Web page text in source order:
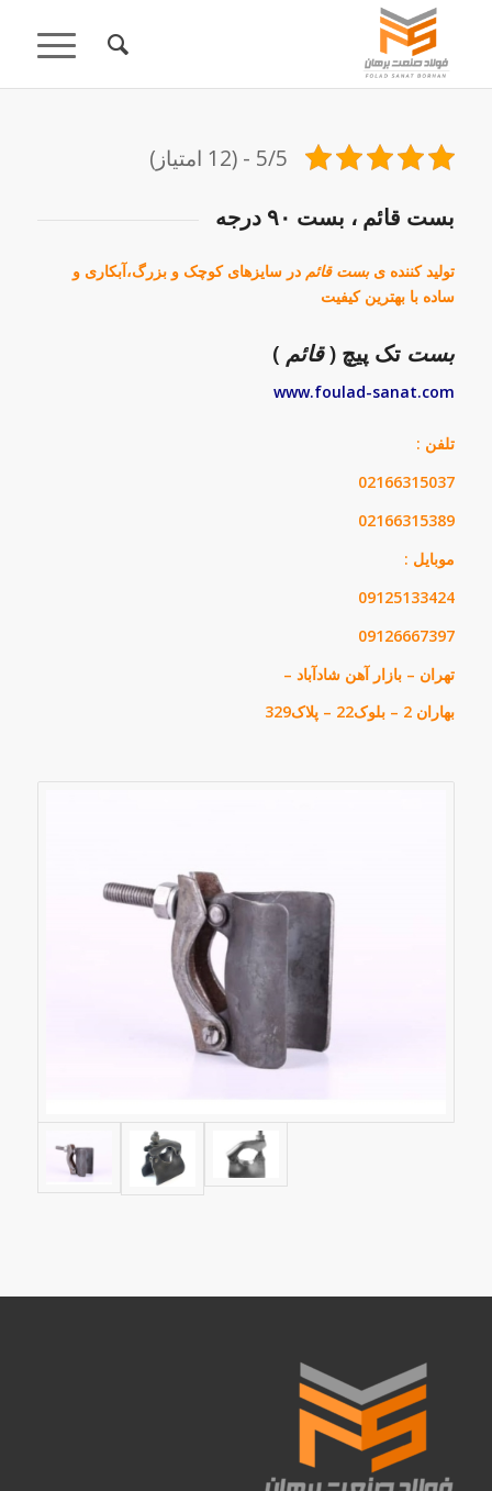
5/5 - (12 امتیاز)
بست قائم ، بست ۹۰ درجه
تولید کننده یبست قائم در سایزهای کوچک و بزرگ،آبکاری و
ساده با بهترین کیفیت
بست تک پیچ (قائم )
www.foulad-sanat.com
تلفن :
02166315037
02166315389
موبایل :
09125133424
09126667397
تهران – بازار آهن شادآباد –
بهاران 2 – بلوک22 – پلاک329